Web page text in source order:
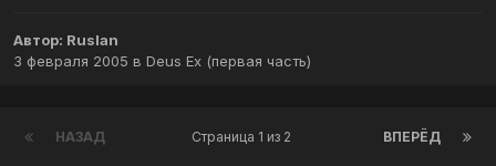
Автор: Ruslan
3 февраля 2005 в Deus Ex (первая часть)
НАЗАД ВПЕРЁД
Страница 1 из 2